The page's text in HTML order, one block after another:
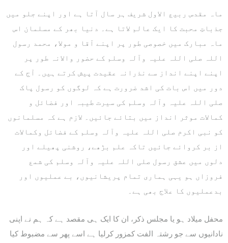
ماہ مقدس ربیع الاول شریف ہر سال آتا ہے اور اپنے جلو میں
جذباتِ محبت کا ایک عالم لاتا ہے۔ دنیا بھر کے مسلمان اس
ماہ مبارک میں خصوصی طور پر اپنے آقا و مولا، محمد رسول
اللہ صلی اللہ علیہ وآلہ وسلم کے حضور والانہ طور پر
اپنے اپنے انداز سے نذرانہ عقیدت پیش کرتے ہیں۔ آج کے
دور میں اس بات کی اشد ضرورت ہے کہ لوگوں کو رسول پاک
صلی اللہ علیہ وآلہ وسلم کی سیرت طیبہ اور فضائل و
کمالات موثر انداز میں بتائے جائیں۔ لازم ہے کہ مسلمانوں
کو نبی اکرم صلی اللہ علیہ وآلہ وسلم کے فضائل وکمالات
از بر کروائے جائیں تاکہ علم بڑھے، روشنی پھیلے اور
دلوں میں عشق رسول صلی اللہ علیہ وآلہ وسلم کی شمع
فروزاں ہو یہی ہماری تمام پریشانیوں، بے عملیوں اور
بدعملیوں کا علاج بھی ہے۔
محفل میلاد ہو یا مجلس ذکر، ان کا ایک ہی مقصد ہے کہ ہم نے اپنی
نادانیوں سے جو رشتہ الفت کمزور کرلیا ہے اسے پھر سے مضبوط کیا